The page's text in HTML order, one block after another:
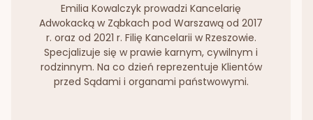
Emilia Kowalczyk prowadzi Kancelarię
Adwokacką w Ząbkach pod Warszawą od 2017
r. oraz od 2021 r. Filię Kancelarii w Rzeszowie.
Specjalizuje się w prawie karnym, cywilnym i
rodzinnym. Na co dzień reprezentuje Klientów
przed Sądami i organami państwowymi.